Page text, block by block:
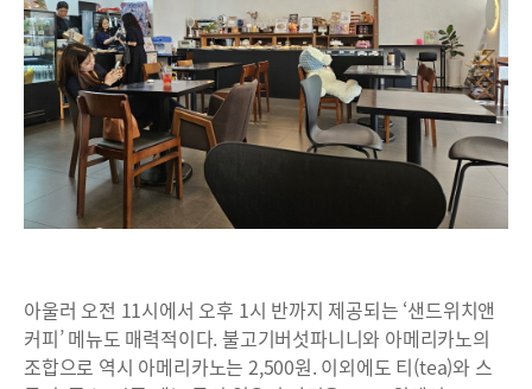
아울러 오전 11시에서 오후 1시 반까지 제공되는 ‘샌드위치앤
커피’ 메뉴도 매력적이다. 불고기버섯파니니와 아메리카노의
조합으로 역시 아메리카노는 2,500원. 이외에도 티(tea)와 스